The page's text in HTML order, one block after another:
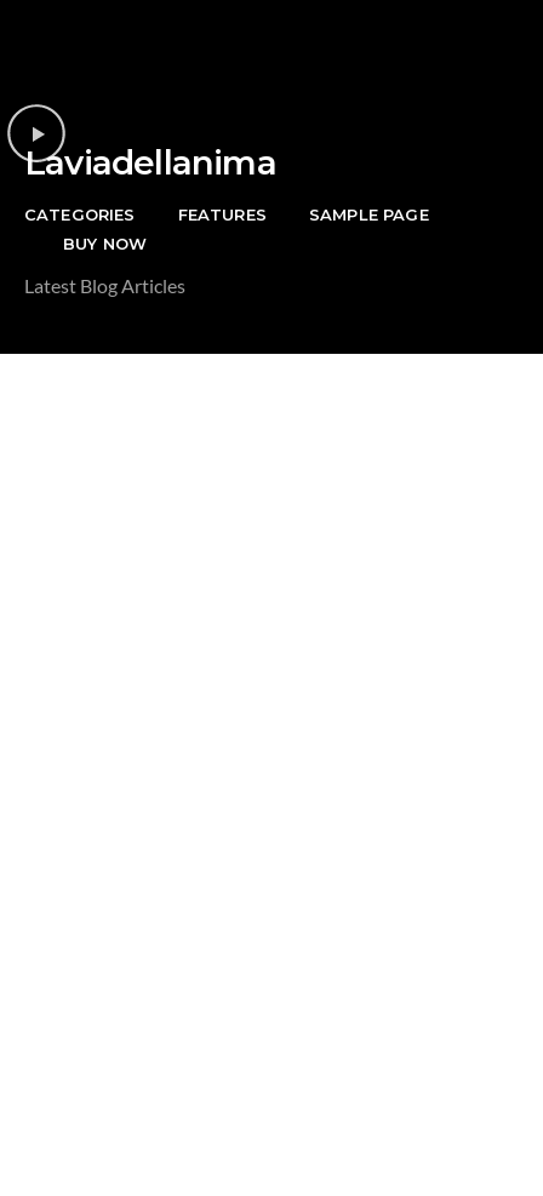
Laviadellanima
CATEGORIES FEATURES
SAMPLE PAGE
BUY NOW
Latest Blog Articles